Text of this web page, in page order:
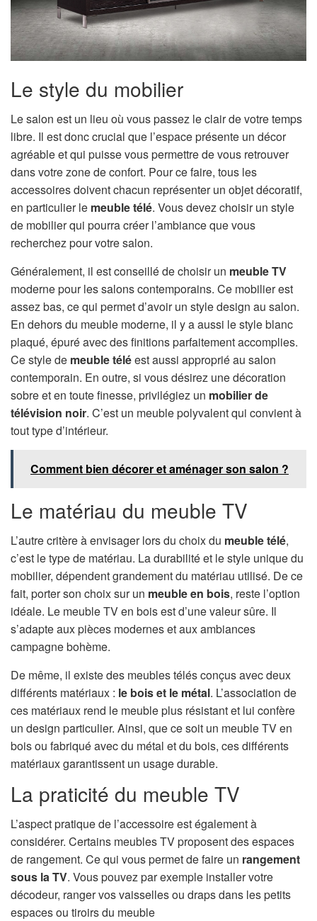
Le style du mobilier
Le salon est un lieu où vous passez le clair de votre temps
libre. Il est donc crucial que l’espace présente un décor
agréable et qui puisse vous permettre de vous retrouver
dans votre zone de confort. Pour ce faire, tous les
accessoires doivent chacun représenter un objet décoratif,
en particulier le meuble télé. Vous devez choisir un style
de mobilier qui pourra créer l’ambiance que vous
recherchez pour votre salon.
Généralement, il est conseillé de choisir un meuble TV
moderne pour les salons contemporains. Ce mobilier est
assez bas, ce qui permet d’avoir un style design au salon.
En dehors du meuble moderne, il y a aussi le style blanc
plaqué, épuré avec des finitions parfaitement accomplies.
Ce style de meuble téléest aussi approprié au salon
contemporain. En outre, si vous désirez une décoration
sobre et en toute finesse, privilégiez un mobilier de
télévision noir. C’est un meuble polyvalent qui convient à
tout type d’intérieur.
Comment bien décorer et aménager son salon ?
Le matériau du meuble TV
L’autre critère à envisager lors du choix du meuble télé,
c’est le type de matériau. La durabilité et le style unique du
mobilier, dépendent grandement du matériau utilisé. De ce
fait, porter son choix sur un meuble en bois, reste l’option
idéale. Le meuble TV en bois est d’une valeur sûre. Il
s’adapte aux pièces modernes et aux ambiances
campagne bohème.
De même, il existe des meubles télés conçus avec deux
différents matériaux : le bois et le métal. L’association de
ces matériaux rend le meuble plus résistant et lui confère
un design particulier. Ainsi, que ce soit un meuble TV en
bois ou fabriqué avec du métal et du bois, ces différents
matériaux garantissent un usage durable.
La praticité du meuble TV
L’aspect pratique de l’accessoire est également à
considérer. Certains meubles TV proposent des espaces
de rangement. Ce qui vous permet de faire un rangement
sous la TV. Vous pouvez par exemple installer votre
décodeur, ranger vos vaisselles ou draps dans les petits
espaces ou tiroirs du meuble